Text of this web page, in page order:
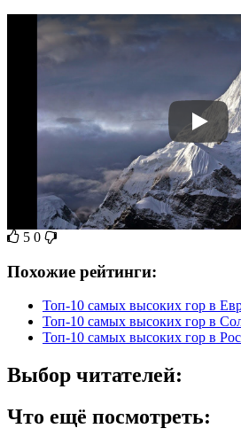
5 0
Похожие рейтинги:
Топ-10 самых высоких гор в
Топ-10 самых высоких гор в
Топ-10 самых высоких гор в
Выбор читателей:
Что ещё посмотреть: